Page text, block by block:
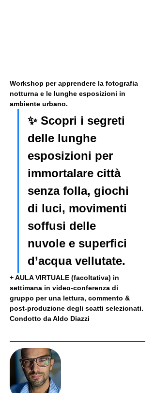
Workshop per apprendere la fotografia
notturna e le lunghe esposizioni in
ambiente urbano.
✨ Scopri i segreti
delle lunghe
esposizioni per
immortalare città
senza folla, giochi
di luci, movimenti
soffusi delle
nuvole e superfici
d’acqua vellutate.
+ AULA VIRTUALE (facoltativa) in
settimana in video-conferenza di
gruppo per una lettura, commento &
post-produzione degli scatti selezionati.
Condotto da Aldo Diazzi